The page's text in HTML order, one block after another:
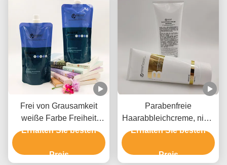
Frei von Grausamkeit
weiße Farbe Freiheit
Creme Bleach
Haartypen
Erhalten Sie besten
Preis
Parabenfreie
Haarabbleichcreme, nicht
irritierende
Erhalten Sie besten
Preis